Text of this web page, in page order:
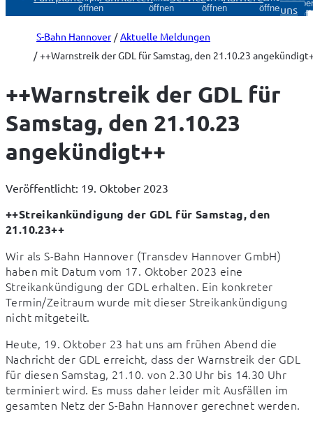
öffnen
öffnen
öffnen
öffnenuns
S-Bahn Hannover
Aktuelle Meldungen
++Warnstreik der GDL für Samstag, den 21.10.23
++Warnstreik der GDL für
Samstag, den 21.10.23
angekündigt++
Veröffentlicht: 19. Oktober 2023
++Streikankündigung der GDL für Samstag, den
21.10.23++
Wir als S-Bahn Hannover (Transdev Hannover GmbH)
haben mit Datum vom 17. Oktober 2023 eine
Streikankündigung der GDL erhalten. Ein konkreter
Termin/Zeitraum wurde mit dieser Streikankündigung
nicht mitgeteilt.
Heute, 19. Oktober 23 hat uns am frühen Abend die
Nachricht der GDL erreicht, dass der Warnstreik der GDL
für diesen Samstag, 21.10. von 2.30 Uhr bis 14.30 Uhr
terminiert wird. Es muss daher leider mit Ausfällen im
gesamten Netz der S-Bahn Hannover gerechnet werden.